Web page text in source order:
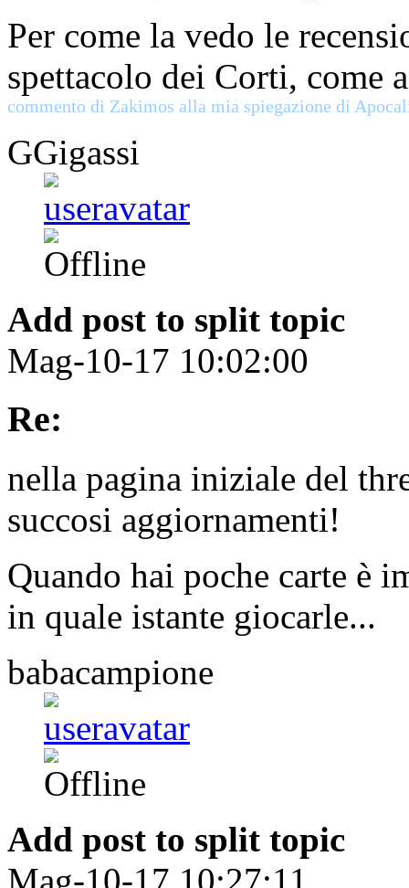
Per come la vedo le
spettacolo dei Corti, come
commento di Zakimos alla mia spiegazione di
GGigassi
Add post to split topic
Mag-10-17 10:02:00
Re:
nella pagina iniziale del
succosi aggiornamenti!
Quando hai poche carte è
in quale istante giocarle...
babacampione
Add post to split topic